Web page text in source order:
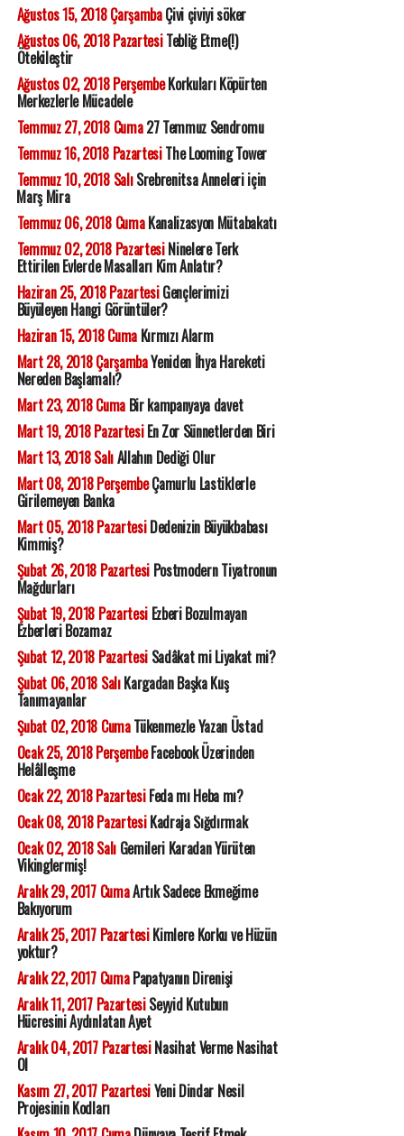
Ağustos 15, 2018 ÇarşambaÇivi çiviyi söker
Ağustos 06, 2018 PazartesiTebliğ Etme(!)
Ötekileştir
Ağustos 02, 2018 PerşembeKorkuları Köpürten
Merkezlerle Mücadele
Temmuz 27, 2018 Cuma27 Temmuz Sendromu
Temmuz 16, 2018 PazartesiThe Looming Tower
Temmuz 10, 2018 SalıSrebrenitsa Anneleri için
Marş Mira
Temmuz 06, 2018 CumaKanalizasyon Mütabakatı
Temmuz 02, 2018 PazartesiNinelere Terk
Ettirilen Evlerde Masalları Kim Anlatır?
Haziran 25, 2018 PazartesiGençlerimizi
Büyüleyen Hangi Görüntüler?
Haziran 15, 2018 CumaKırmızı Alarm
Mart 28, 2018 ÇarşambaYeniden İhya Hareketi
Nereden Başlamalı?
Mart 23, 2018 CumaBir kampanyaya davet
Mart 19, 2018 PazartesiEn Zor Sünnetlerden Biri
Mart 13, 2018 SalıAllahın Dediği Olur
Mart 08, 2018 PerşembeÇamurlu Lastiklerle
Girilemeyen Banka
Mart 05, 2018 PazartesiDedenizin Büyükbabası
Kimmiş?
Şubat 26, 2018 PazartesiPostmodern Tiyatronun
Mağdurları
Şubat 19, 2018 PazartesiEzberi Bozulmayan
Ezberleri Bozamaz
Şubat 12, 2018 PazartesiSadâkat mi Liyakat mi?
Şubat 06, 2018 SalıKargadan Başka Kuş
Tanımayanlar
Şubat 02, 2018 CumaTükenmezle Yazan Üstad
Ocak 25, 2018 PerşembeFacebook Üzerinden
Helâlleşme
Ocak 22, 2018 PazartesiFeda mı Heba mı?
Ocak 08, 2018 PazartesiKadraja Sığdırmak
Ocak 02, 2018 SalıGemileri Karadan Yürüten
Vikinglermiş!
Aralık 29, 2017 CumaArtık Sadece Ekmeğime
Bakıyorum
Aralık 25, 2017 PazartesiKimlere Korku ve Hüzün
yoktur?
Aralık 22, 2017 CumaPapatyanın Direnişi
Aralık 11, 2017 PazartesiSeyyid Kutubun
Hücresini Aydınlatan Ayet
Aralık 04, 2017 PazartesiNasihat Verme Nasihat
Ol
Kasım 27, 2017 PazartesiYeni Dindar Nesil
Projesinin Kodları